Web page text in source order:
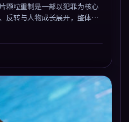
粒重制是一部以犯罪为核心
反转与人物成长展开，整体节